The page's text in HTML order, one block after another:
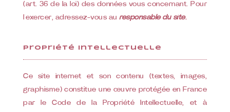
(art. 36 de la loi) des données vous concernant. Pour
l’exercer, adressez-vous au responsable du site.
Propriété Intellectuelle
Ce site internet et son contenu (textes, images,
graphisme) constitue une œuvre protégée en France
par le Code de la Propriété Intellectuelle, et à